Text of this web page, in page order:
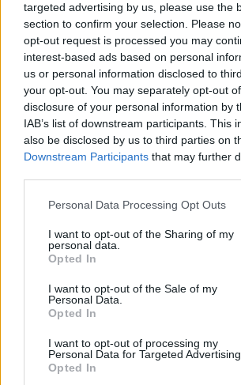
targeted advertising by us, please use the
section to confirm your selection. Please
opt-out request is processed you may
interest-based ads based on personal
us or personal information disclosed to
your opt-out. You may separately opt-out
disclosure of your personal information by
IAB’s list of downstream participants. This
also be disclosed by us to third parties on
Downstream Participants that may further
Please note that this website/app uses one
not limited to your visit or usage behaviour.
grant or deny consent to Google and its
use your data for below specified purposes
consent section.
Personal Data Processing Opt Outs
I want to opt-out of the Sharing of my
personal data.
Opted In
I want to opt-out of the Sale of my
Personal Data.
Opted In
I want to opt-out of processing my
Personal Data for Targeted Advertising.
Opted In
Επίσης τονίζει πως κατά τη
πένθους οι σημαίες στα δημοτικά
και στα κτίρια του δήμου θα
μεσίστιες, πως αναβάλλονται
εορταστικές, πολιτιστικές και
εκδηλώσεις του δήμου και πως
υπηρεσίες θα τηρήσουν ενός
ΔΙΑΦΗΜΙΣΗ